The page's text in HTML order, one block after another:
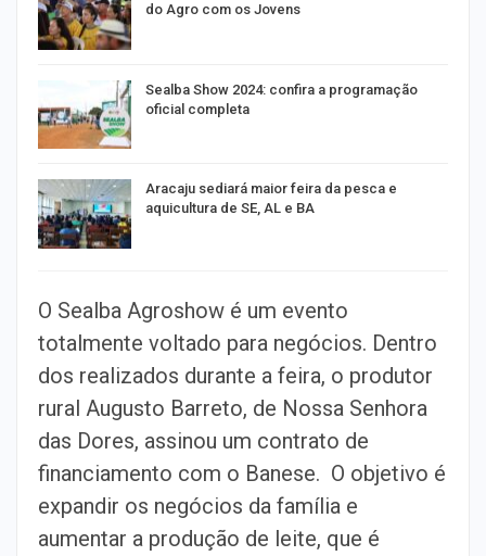
do Agro com os Jovens
Sealba Show 2024: confira a programação
oficial completa
Aracaju sediará maior feira da pesca e
aquicultura de SE, AL e BA
O Sealba Agroshow é um evento
totalmente voltado para negócios. Dentro
dos realizados durante a feira, o produtor
rural Augusto Barreto, de Nossa Senhora
das Dores, assinou um contrato de
financiamento com o Banese. O objetivo é
expandir os negócios da família e
aumentar a produção de leite, que é